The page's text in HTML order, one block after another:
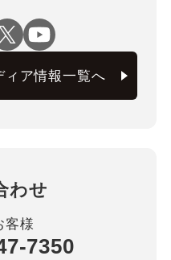
ィア情報一覧へ
わせ
客様
7350